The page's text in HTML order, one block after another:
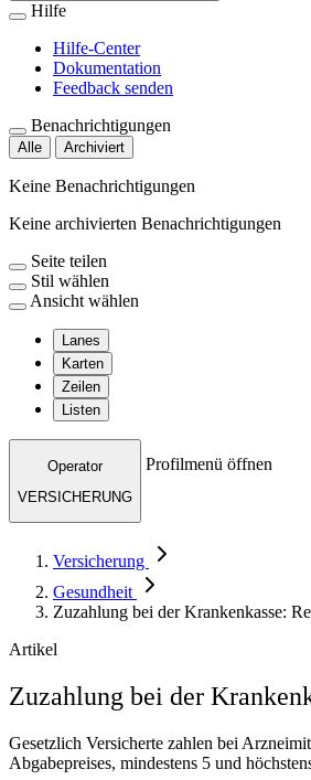
Hilfe
Hilfe-Center
Dokumentation
Feedback senden
Benachrichtigungen
Alle Archiviert
Keine Benachrichtigungen
Keine archivierten Benachrichtigungen
Seite teilen
Stil wählen
Ansicht wählen
Lanes
Karten
Zeilen
Listen
Operator
VERSICHERUNG
Profilmenü öffnen
Versicherung
Gesundheit
Zuzahlung bei der Krankenkasse:
Artikel
Zuzahlung bei der
Gesetzlich Versicherte zahlen bei
Abgabepreises, mindestens 5 und